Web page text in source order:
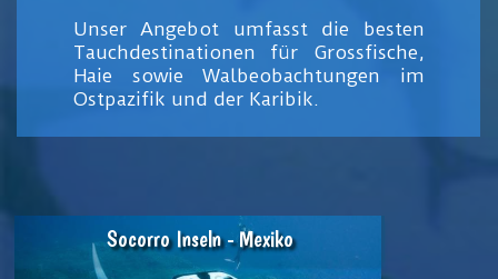
Unser Angebot umfasst die besten
Tauchdestinationen für Grossfische,
Haie sowie Walbeobachtungen im
Ostpazifik und der Karibik.
Socorro Inseln - Mexiko